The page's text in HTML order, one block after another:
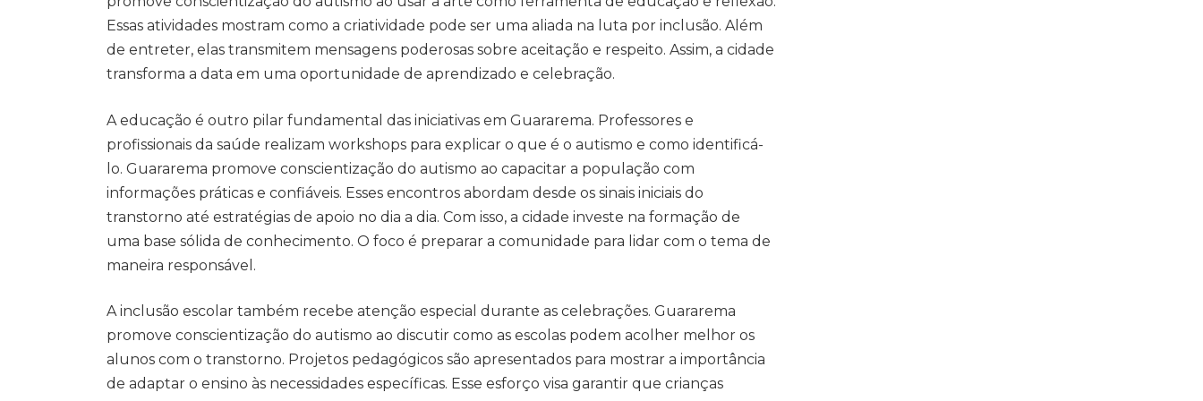
Essas atividades mostram como a criatividade pode ser uma aliada na luta por inclusão. Além
de entreter, elas transmitem mensagens poderosas sobre aceitação e respeito. Assim, a cidade
transforma a data em uma oportunidade de aprendizado e celebração.
A educação é outro pilar fundamental das iniciativas em Guararema. Professores e
profissionais da saúde realizam workshops para explicar o que é o autismo e como identificá-
lo. Guararema promove conscientização do autismo ao capacitar a população com
informações práticas e confiáveis. Esses encontros abordam desde os sinais iniciais do
transtorno até estratégias de apoio no dia a dia. Com isso, a cidade investe na formação de
uma base sólida de conhecimento. O foco é preparar a comunidade para lidar com o tema de
maneira responsável.
A inclusão escolar também recebe atenção especial durante as celebrações. Guararema
promove conscientização do autismo ao discutir como as escolas podem acolher melhor os
alunos com o transtorno. Projetos pedagógicos são apresentados para mostrar a importância
de adaptar o ensino às necessidades específicas. Esse esforço visa garantir que crianças